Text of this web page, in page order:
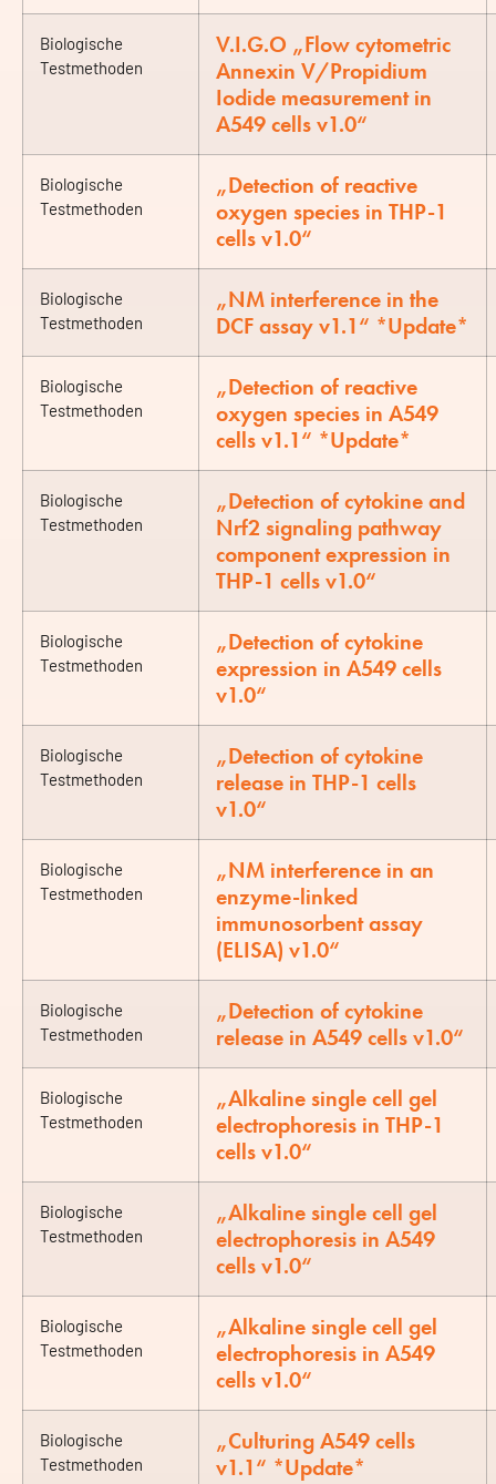
Biologische
Testmethoden
V.I.G.O „Flow cytometric
Annexin V/Propidium
Iodide measurement in
A549 cells v1.0“
Biologische
Testmethoden
„Detection of reactive
oxygen species in THP-1
cells v1.0“
Biologische
Testmethoden
„NM interference in the
DCF assay v1.1“ *Update*
Biologische
Testmethoden
„Detection of reactive
oxygen species in A549
cells v1.1“ *Update*
Biologische
Testmethoden
„Detection of cytokine and
Nrf2 signaling pathway
component expression in
THP-1 cells v1.0“
Biologische
Testmethoden
„Detection of cytokine
expression in A549 cells
v1.0“
Biologische
Testmethoden
„Detection of cytokine
release in THP-1 cells
v1.0“
Biologische
Testmethoden
„NM interference in an
enzyme-linked
immunosorbent assay
(ELISA) v1.0“
Biologische
Testmethoden
„Detection of cytokine
release in A549 cells v1.0“
Biologische
Testmethoden
„Alkaline single cell gel
electrophoresis in THP-1
cells v1.0“
Biologische
Testmethoden
„Alkaline single cell gel
electrophoresis in A549
cells v1.0“
Biologische
Testmethoden
„Alkaline single cell gel
electrophoresis in A549
cells v1.0“
Biologische
Testmethoden
„Culturing A549 cells
v1.1“ *Update*